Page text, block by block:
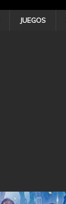
JUEGOS